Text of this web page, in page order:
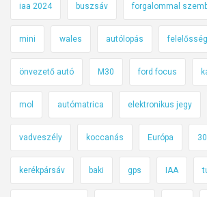
iaa 2024 buszsáv forgalommal
mini wales autólopás felelősség
önvezető autó M30 ford focus
mol autómatrica elektronikus jegy
vadveszély koccanás Európa 30
kerékpársáv baki gps IAA